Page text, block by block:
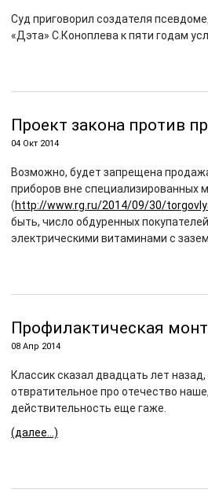
Суд приговорил создателя
«Дэта» С.Коноплева к пяти годам
Проект закона против
04 Окт 2014
Возможно, будет запрещена
приборов вне специализированных
(http://www.rg.ru/2014/09/30/
быть, число обдуренных
электрическими витаминами с
Профилактическая
08 Апр 2014
Классик сказал двадцать лет
отвратительное про отечество
действительность еще гаже.
(далее…)